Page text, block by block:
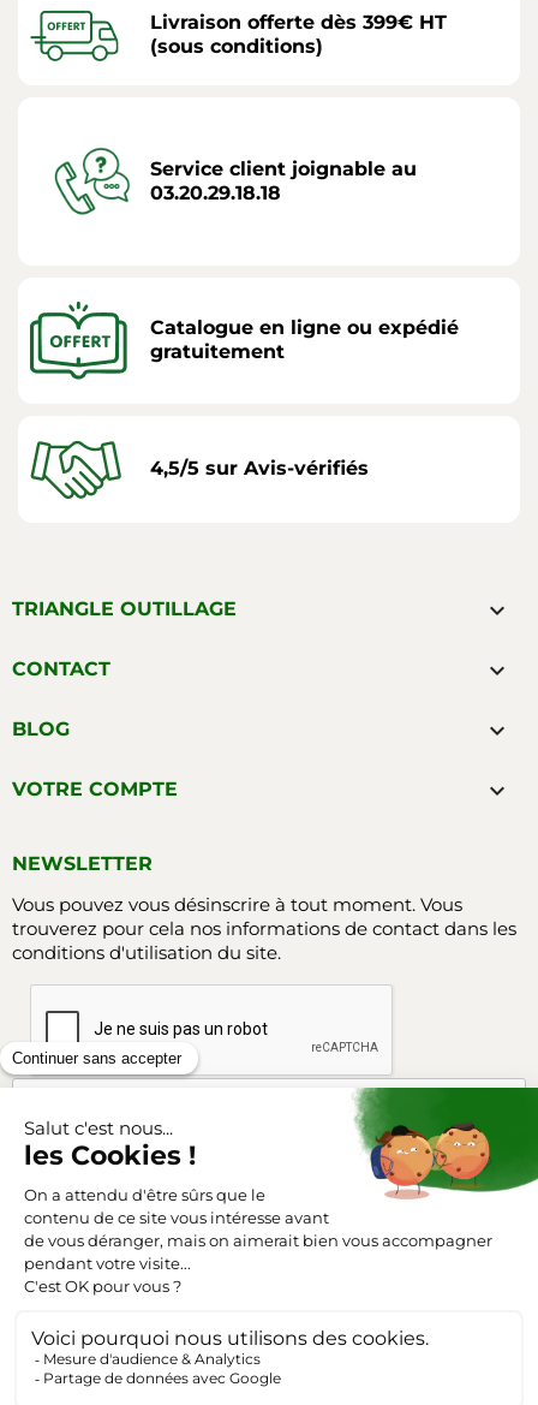
Livraison offerte dès 399€ HT
(sous conditions)
Service client joignable au
03.20.29.18.18
Catalogue en ligne ou expédié
gratuitement
4,5/5 sur Avis-vérifiés
TRIANGLE OUTILLAGE 
CONTACT 
BLOG 
VOTRE COMPTE 
NEWSLETTER
Vous pouvez vous désinscrire à tout moment. Vous
trouverez pour cela nos informations de contact dans les
conditions d'utilisation du site.
SUIVEZ-NOUS
Mentions légales
Conditions générales de vente